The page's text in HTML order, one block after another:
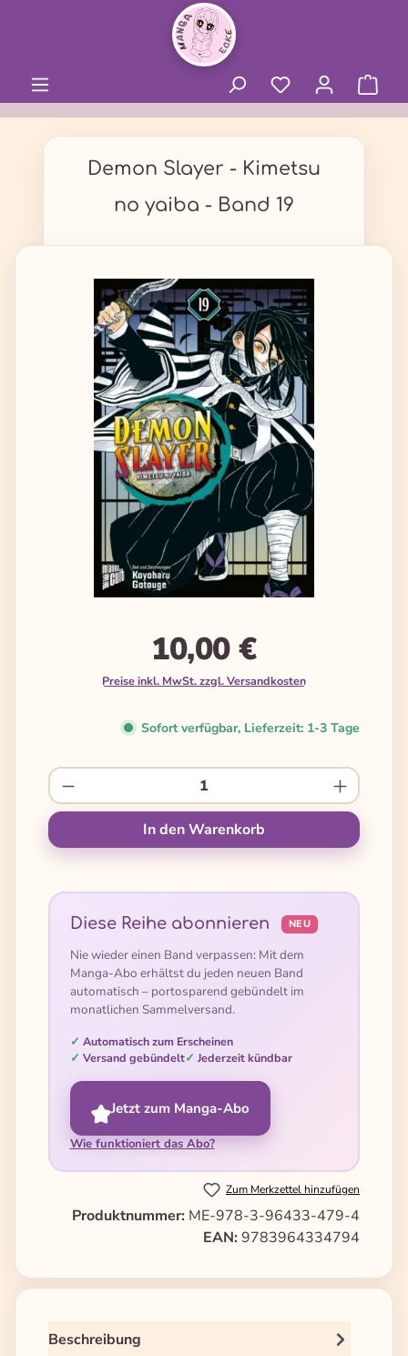
Demon Slayer - Kimetsu
no yaiba - Band 19
Bildergalerie überspringen
10,00 €
Preise inkl. MwSt. zzgl. Versandkosten
Sofort verfügbar, Lieferzeit: 1-3 Tage
Produkt Anzahl: Gib den gewünschten
In den Warenkorb
Diese Reihe abonnieren NEU
Nie wieder einen Band verpassen: Mit dem
Manga-Abo erhältst du jeden neuen Band
automatisch – portosparend gebündelt im
monatlichen Sammelversand.
Automatisch zum Erscheinen
Versand gebündelt
Jederzeit kündbar
Jetzt zum Manga-Abo
Wie funktioniert das Abo?
Zum Merkzettel hinzufügen
Produktnummer: ME-978-3-96433-479-4
EAN: 9783964334794
Beschreibung